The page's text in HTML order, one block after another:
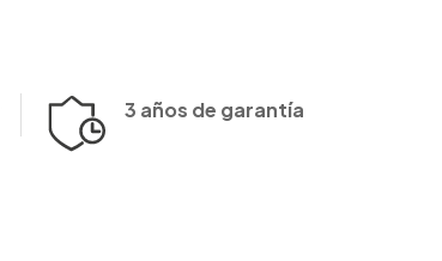
3 años de garantía